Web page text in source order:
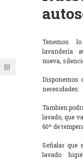
Tenemos
lavandería
nueva,
Disponemos
necesidades:
Tambien
lavado, que
60º de
Señalar que
lavado